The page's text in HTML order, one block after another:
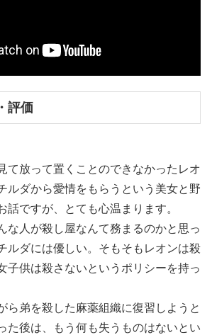
評価
て放って置くことのできなかったレオ
ルダから愛情をもらうという美女と野
話ですが、とても心温まります。
な人が殺し屋なんて務まるのかと思っ
ルダには優しい。そもそもレオンは殺
子供は殺さないというポリシーを持っ
ら弟を殺した麻薬組織に復習しようと
た後は、もう何も失うものはないとい